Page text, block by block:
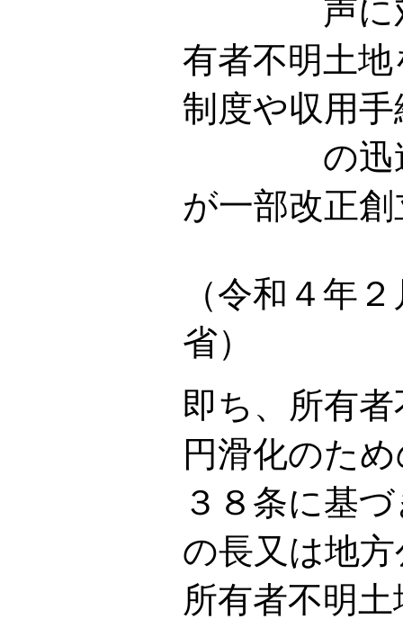
声に対
有者不明土
制度や収用手
の迅速
が一部改正
（令和４年
省）
即ち、所有
円滑化のた
３８条に基
の長又は地
所有者不明